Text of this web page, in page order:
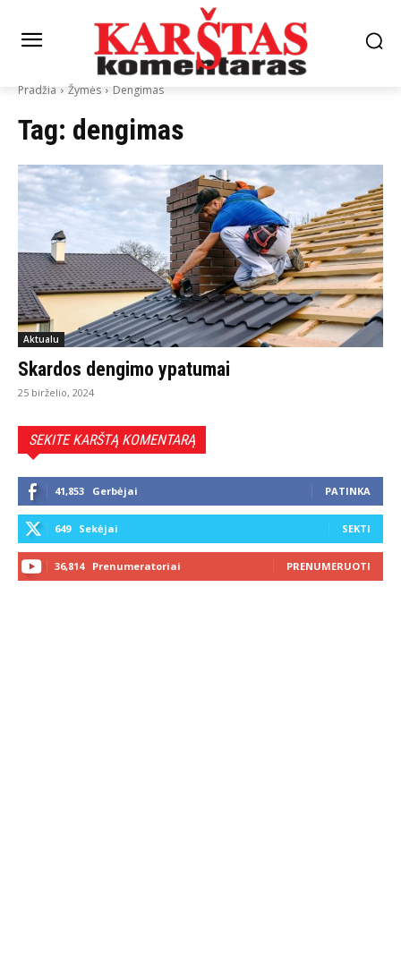
Pradžia Žymės Dengimas
Tag: dengimas
Aktualu
Skardos dengimo ypatumai
25 birželio, 2024
SEKITE KARŠTĄ KOMENTARĄ
41,853 Gerbėjai PATINKA
649 Sekėjai SEKTI
36,814 Prenumeratoriai PRENUMERUOTI